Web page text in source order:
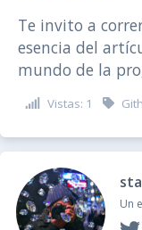
Te invito a
esencia del
mundo de la
Vistas: 1
Un